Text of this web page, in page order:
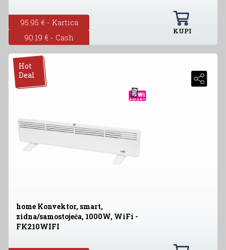
95.95 € - Kartica
90.19 € - Cash
KUPI
Hot
Deal
home Konvektor, smart,
zidna/samostojeća, 1000W, WiFi -
FK210WIFI